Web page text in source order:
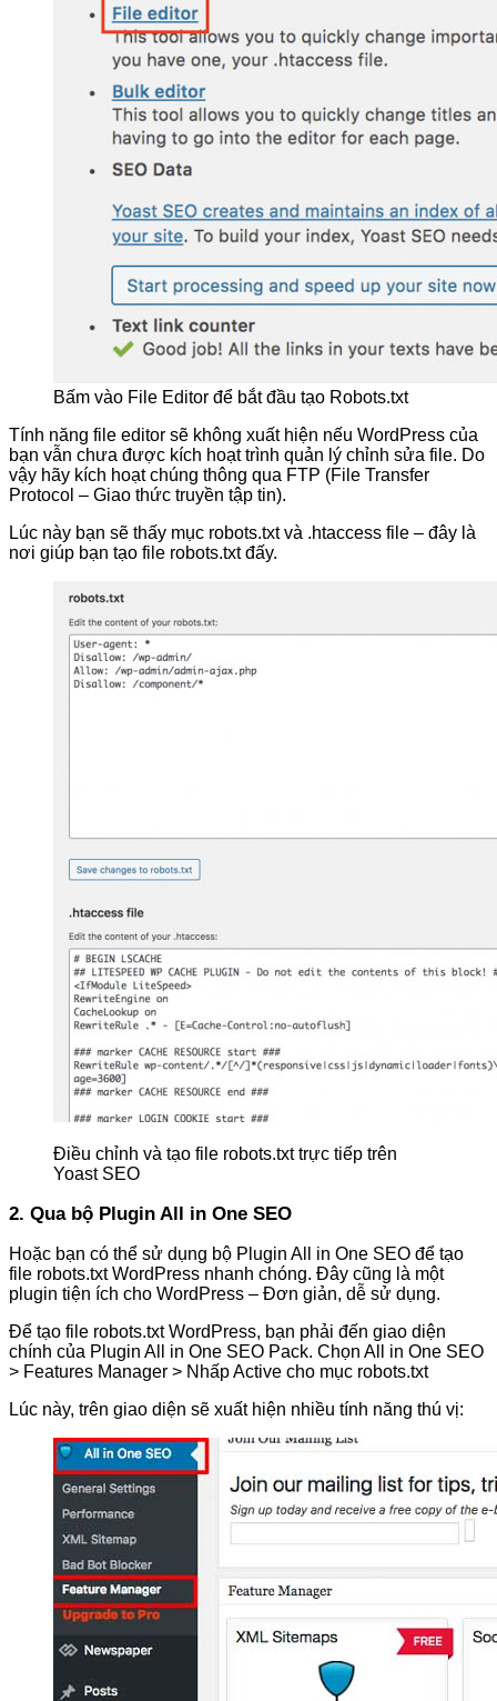
Bấm vào File Editor để bắt đầu tạo Robots.txt
Tính năng file editor sẽ không xuất hiện nếu WordPress của
bạn vẫn chưa được kích hoạt trình quản lý chỉnh sửa file. Do
vậy hãy kích hoạt chúng thông qua FTP (File Transfer
Protocol – Giao thức truyền tập tin).
Lúc này bạn sẽ thấy mục robots.txt và .htaccess file – đây là
nơi giúp bạn tạo file robots.txt đấy.
Điều chỉnh và tạo file robots.txt trực tiếp trên
Yoast SEO
2. Qua bộ Plugin All in One SEO
Hoặc bạn có thể sử dụng bộ Plugin All in One SEO để tạo
file robots.txt WordPress nhanh chóng. Đây cũng là một
plugin tiện ích cho WordPress – Đơn giản, dễ sử dụng.
Để tạo file robots.txt WordPress, bạn phải đến giao diện
chính của Plugin All in One SEO Pack. Chọn All in One SEO
> Features Manager > Nhấp Active cho mục robots.txt
Lúc này, trên giao diện sẽ xuất hiện nhiều tính năng thú vị: